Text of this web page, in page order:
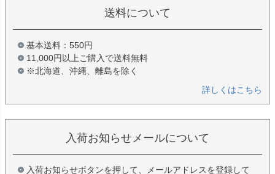
送料について
基本送料：550円
11,000円以上ご購入で送料無料
※北海道、沖縄、離島を除く
詳しくはこちら
入荷お知らせメールについて
入荷お知らせボタンを押して、メールアドレスを登録して